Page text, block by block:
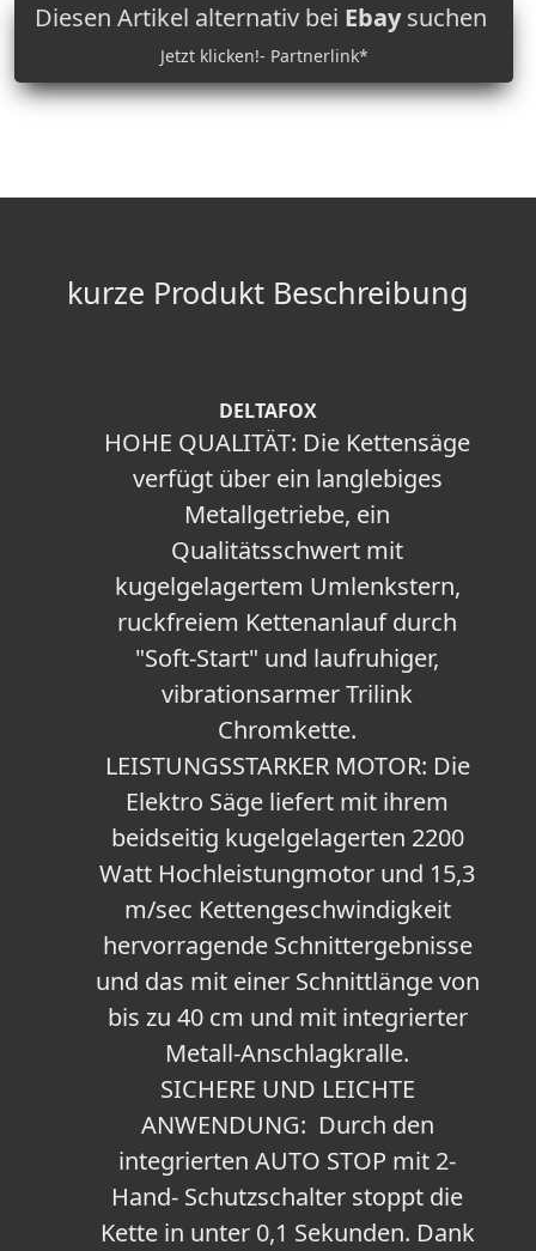
Diesen Artikel alternativ bei Ebaysuchen
Jetzt klicken!- Partnerlink*
kurze Produkt Beschreibung
DELTAFOX
HOHE QUALITÄT: Die Kettensäge
verfügt über ein langlebiges
Metallgetriebe, ein
Qualitätsschwert mit
kugelgelagertem Umlenkstern,
ruckfreiem Kettenanlauf durch
"Soft-Start" und laufruhiger,
vibrationsarmer Trilink
Chromkette.
LEISTUNGSSTARKER MOTOR: Die
Elektro Säge liefert mit ihrem
beidseitig kugelgelagerten 2200
Watt Hochleistungmotor und 15,3
m/sec Kettengeschwindigkeit
hervorragende Schnittergebnisse
und das mit einer Schnittlänge von
bis zu 40 cm und mit integrierter
Metall-Anschlagkralle.
SICHERE UND LEICHTE
ANWENDUNG: Durch den
integrierten AUTO STOP mit 2-
Hand- Schutzschalter stoppt die
Kette in unter 0,1 Sekunden. Dank